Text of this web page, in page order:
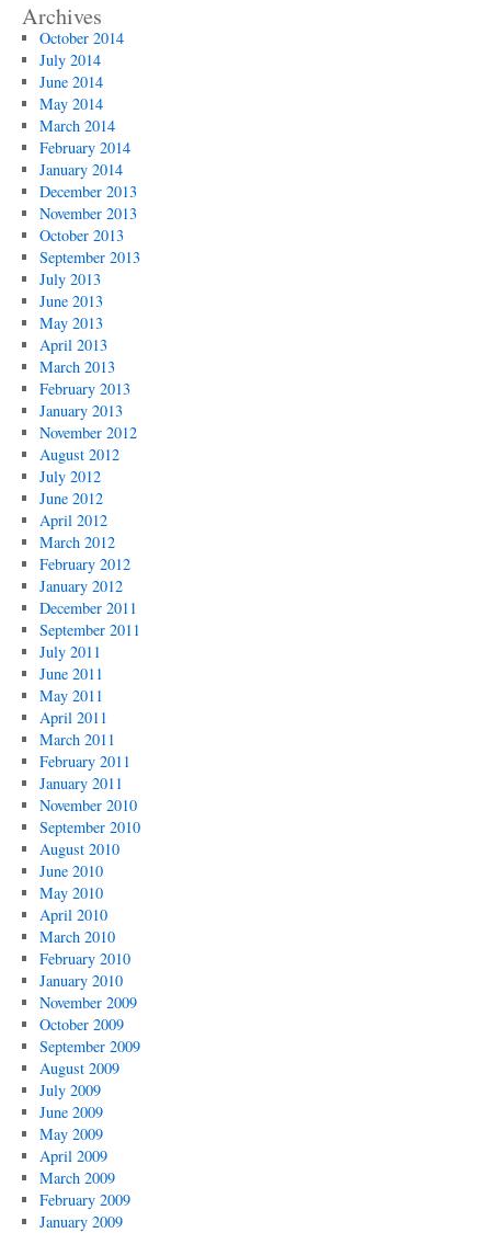
Archives
October 2014
July 2014
June 2014
May 2014
March 2014
February 2014
January 2014
December 2013
November 2013
October 2013
September 2013
July 2013
June 2013
May 2013
April 2013
March 2013
February 2013
January 2013
November 2012
August 2012
July 2012
June 2012
April 2012
March 2012
February 2012
January 2012
December 2011
September 2011
July 2011
June 2011
May 2011
April 2011
March 2011
February 2011
January 2011
November 2010
September 2010
August 2010
June 2010
May 2010
April 2010
March 2010
February 2010
January 2010
November 2009
October 2009
September 2009
August 2009
July 2009
June 2009
May 2009
April 2009
March 2009
February 2009
January 2009